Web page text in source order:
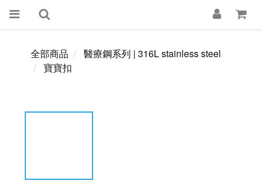
全部商品
醫療鋼系列 | 316L stainless steel
寶寶扣